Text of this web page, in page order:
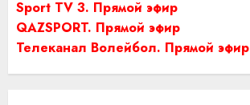
Sport TV 3. Прямой эфир
QAZSPORT. Прямой эфир
Телеканал Волейбол. Прямой эфир